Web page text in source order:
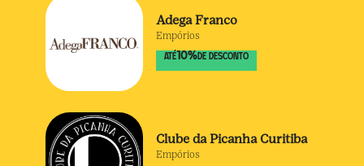
Adega Franco
Empórios
ATÉ10% DE DESCONTO
Clube da Picanha Curitiba
Empórios